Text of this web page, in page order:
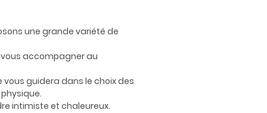
une grande variété de
vous accompagner au
guidera dans le choix des
intimiste et chaleureux.